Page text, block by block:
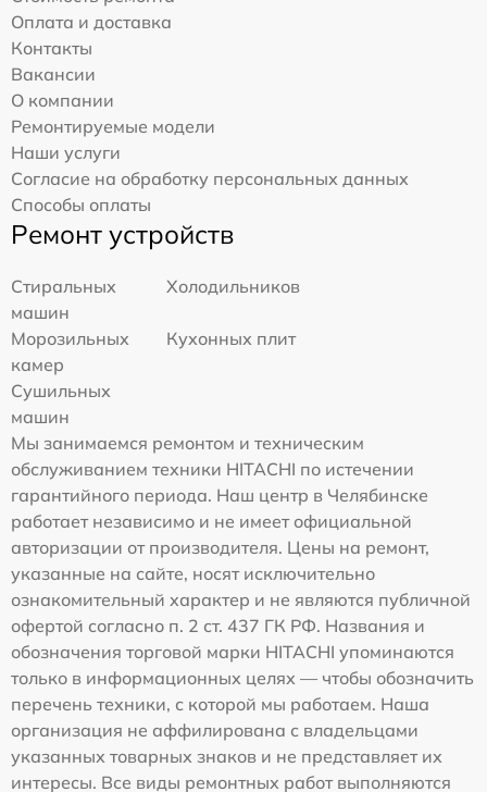
Оплата и доставка
Контакты
Вакансии
О компании
Ремонтируемые модели
Наши услуги
Согласие на обработку персональных данных
Способы оплаты
Ремонт устройств
Стиральных
машин
Холодильников
Морозильных
камер
Кухонных плит
Сушильных
машин
Мы занимаемся ремонтом и техническим
обслуживанием техники HITACHI по истечении
гарантийного периода. Наш центр в Челябинске
работает независимо и не имеет официальной
авторизации от производителя. Цены на ремонт,
указанные на сайте, носят исключительно
ознакомительный характер и не являются публичной
офертой согласно п. 2 ст. 437 ГК РФ. Названия и
обозначения торговой марки HITACHI упоминаются
только в информационных целях — чтобы обозначить
перечень техники, с которой мы работаем. Наша
организация не аффилирована с владельцами
указанных товарных знаков и не представляет их
интересы. Все виды ремонтных работ выполняются